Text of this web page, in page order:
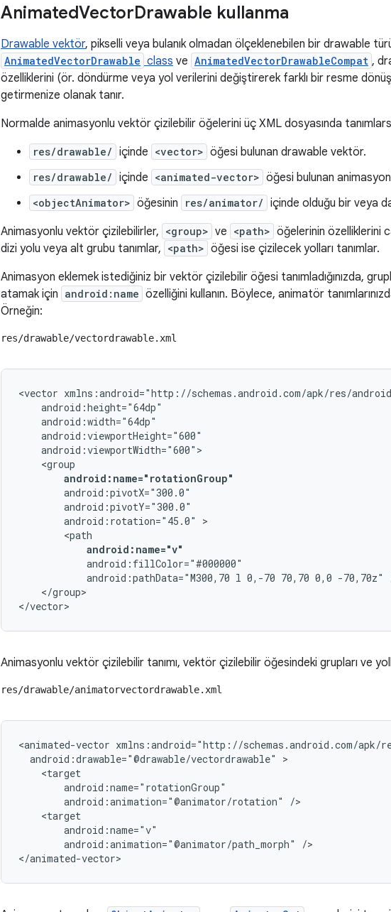
AnimatedVectorDrawable kullanma
Drawable vektör, pikselli veya bulanık olmadan ölçeklenebilen bir drawable
AnimatedVectorDrawable class ve AnimatedVectorDrawableCompat ,
özelliklerini (ör. döndürme veya yol verilerini değiştirerek farklı bir resme
getirmenize olanak tanır.
Normalde animasyonlu vektör çizilebilir öğelerini üç XML dosyasında
res/drawable/ içinde <vector> öğesi bulunan drawable vektör.
res/drawable/ içinde <animated-vector> öğesi bulunan
<objectAnimator> öğesinin res/animator/ içinde olduğu bir veya
Animasyonlu vektör çizilebilirler, <group> ve <path> öğelerinin özelliklerini
dizi yolu veya alt grubu tanımlar, <path> öğesi ise çizilecek yolları tanımlar.
Animasyon eklemek istediğiniz bir vektör çizilebilir öğesi tanımladığınızda,
atamak için android:name özelliğini kullanın. Böylece, animatör
Örneğin:
res/drawable/vectordrawable.xml
<vector
android:name="rotationGroup"
android:rotation="45.0"
android:name="v"
android:pathData="M300,70 l 0,-70 70,70 0,0 -70,70z"
</group>
</vector>
Animasyonlu vektör çizilebilir tanımı, vektör çizilebilir öğesindeki grupları ve
res/drawable/animatorvectordrawable.xml
<animated-vector
android:drawable="@drawable/vectordrawable"
android:animation="@animator/rotation"
android:animation="@animator/path_morph"
/>
</animated-vector>